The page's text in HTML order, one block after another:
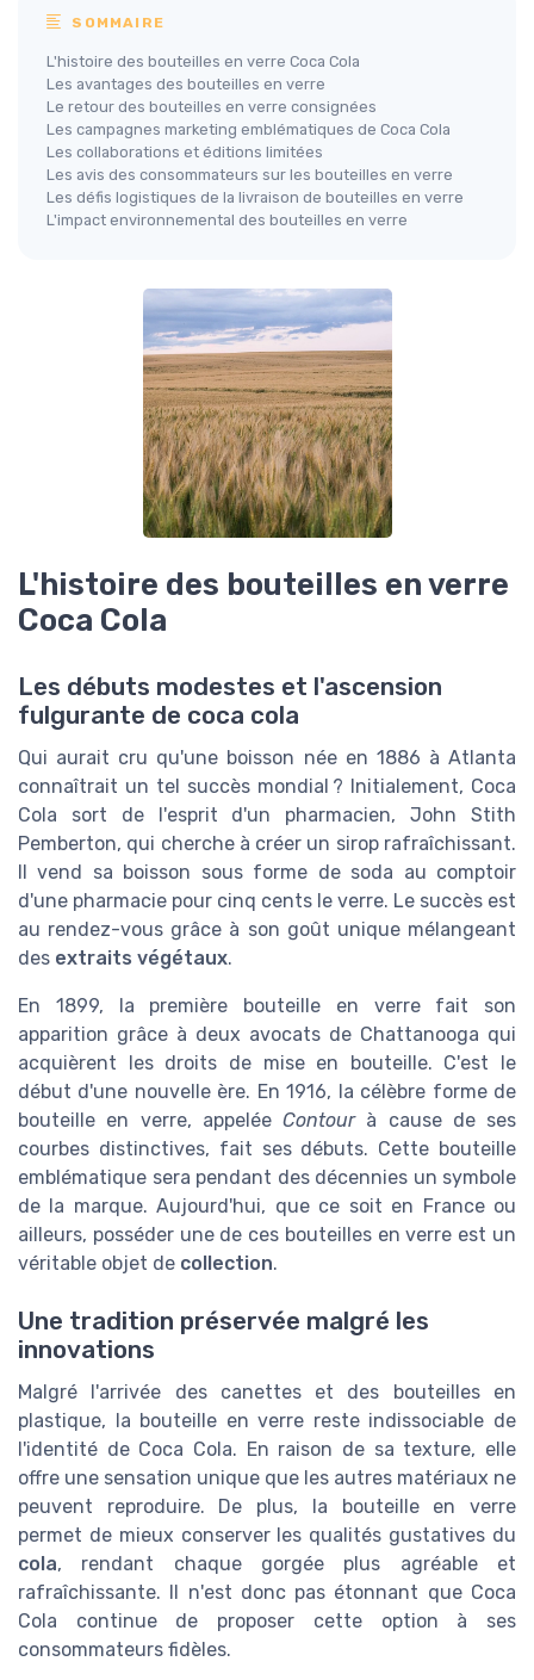
SOMMAIRE
L'histoire des bouteilles en verre Coca Cola
Les avantages des bouteilles en verre
Le retour des bouteilles en verre consignées
Les campagnes marketing emblématiques de Coca Cola
Les collaborations et éditions limitées
Les avis des consommateurs sur les bouteilles en verre
Les défis logistiques de la livraison de bouteilles en verre
L'impact environnemental des bouteilles en verre
L'histoire des bouteilles en verre
Coca Cola
Les débuts modestes et l'ascension
fulgurante de coca cola
Qui aurait cru qu'une boisson née en 1886 à Atlanta
connaîtrait un tel succès mondial ? Initialement, Coca
Cola sort de l'esprit d'un pharmacien, John Stith
Pemberton, qui cherche à créer un sirop rafraîchissant.
Il vend sa boisson sous forme de soda au comptoir
d'une pharmacie pour cinq cents le verre. Le succès est
au rendez-vous grâce à son goût unique mélangeant
des extraits végétaux.
En 1899, la première bouteille en verre fait son
apparition grâce à deux avocats de Chattanooga qui
acquièrent les droits de mise en bouteille. C'est le
début d'une nouvelle ère. En 1916, la célèbre forme de
bouteille en verre, appelée Contourà cause de ses
courbes distinctives, fait ses débuts. Cette bouteille
emblématique sera pendant des décennies un symbole
de la marque. Aujourd'hui, que ce soit en France ou
ailleurs, posséder une de ces bouteilles en verre est un
véritable objet de collection.
Une tradition préservée malgré les
innovations
Malgré l'arrivée des canettes et des bouteilles en
plastique, la bouteille en verre reste indissociable de
l'identité de Coca Cola. En raison de sa texture, elle
offre une sensation unique que les autres matériaux ne
peuvent reproduire. De plus, la bouteille en verre
permet de mieux conserver les qualités gustatives du
cola, rendant chaque gorgée plus agréable et
rafraîchissante. Il n'est donc pas étonnant que Coca
Cola continue de proposer cette option à ses
consommateurs fidèles.